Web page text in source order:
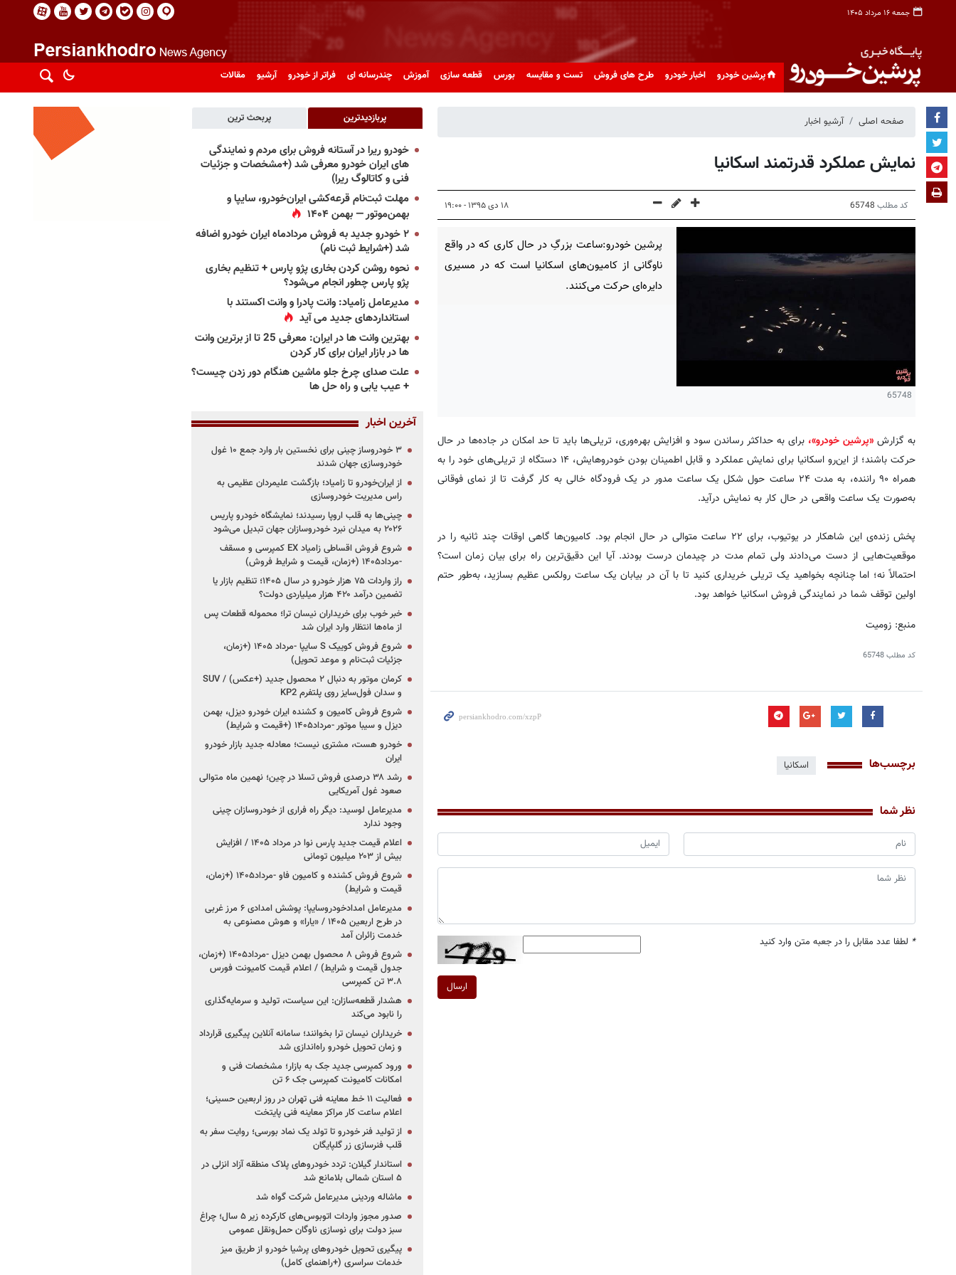
جمعه ۱۶ مرداد ۱۴۰۵
پرشین خودرو اخبار خودرو طرح های فروش تست و مقایسه بورس قطعه سازی آموزش چندرسانه ای فراتر از خودرو آرشیو مقالات
صفحه اصلی آرشیو اخبار
نمایش عملکرد قدرتمند اسکانیا
کد مطلب 65748 ۱۸ دی ۱۳۹۵ - ۱۹:۰۰
65748
پرشین خودرو:ساعت بزرگِ در حال کاری که در واقع
ناوگانی از کامیون‌‌های اسکانیا است که در مسیری
دایره‌ای حرکت می‌کنند.
به گزارش«پرشین خودرو»، برای به حداکثر رساندن سود و افزایش بهره‌وری، تریلی‌ها باید تا حد امکان در جاده‌ها در حال
حرکت باشند؛ از این‌رو اسکانیا برای نمایش عملکرد و قابل اطمینان بودن خودروهایش، ۱۴ دستگاه از تریلی‌های خود را به
همراه ۹۰ راننده، به مدت ۲۴ ساعت حول شکل یک ساعت مدور در یک فرودگاه خالی به کار گرفت تا از نمای فوقانی
به‌صورت یک ساعت واقعی در حال کار به نمایش درآید.
پخش زنده‌ی این شاهکار در یوتیوب، برای ۲۲ ساعت متوالی در حال انجام بود. کامیون‌ها گاهی اوقات چند ثانیه را در
موقعیت‌هایی از دست می‌دادند ولی تمام مدت در چیدمان درست بودند. آیا این دقیق‌ترین راه برای بیان زمان است؟
احتمالاً نه؛ اما چنانچه بخواهید یک تریلی خریداری کنید تا با آن در بیابان یک ساعت رولکس عظیم بسازید، به‌طور حتم
اولین توقف شما در نمایندگی فروش اسکانیا خواهد بود.
منبع: زومیت
کد مطلب65748
برچسب‌ها اسکانیا
نظر شما
* لطفا عدد مقابل را در جعبه متن وارد کنید
ارسال
پربازدیدترین پربحث ترین
خودرو ریرا در آستانه فروش برای مردم و نمایندگی
های ایران خودرو معرفی شد (+مشخصات و جزئیات
فنی و کاتالوگ ریرا)
مهلت ثبت‌نام قرعه‌کشی ایران‌خودرو، سایپا و
بهمن‌موتور — بهمن ۱۴۰۴
۲ خودرو جدید به فروش مردادماه ایران خودرو اضافه
شد (+شرایط ثبت نام)
نحوه روشن کردن بخاری پژو پارس + تنظیم بخاری
پژو پارس چطور انجام می‌شود؟
مدیرعامل زامیاد: وانت پادرا و وانت اکستند با
استانداردهای جدید می آید
بهترین وانت ها در ایران: معرفی 25 تا از برترین وانت
ها در بازار ایران برای کار کردن
علت صدای چرخ جلو ماشین هنگام دور زدن چیست؟
+ عیب یابی و راه حل ها
آخرین اخبار
۳ خودروساز چینی برای نخستین بار وارد جمع ۱۰ غول
خودروسازی جهان شدند
از ایران‌خودرو تا زامیاد؛ بازگشت علیمردان عظیمی به
راس مدیریت خودروسازی
چینی‌ها به قلب اروپا رسیدند؛ نمایشگاه خودرو پاریس
۲۰۲۶ به میدان نبرد خودروسازان جهان تبدیل می‌شود
شروع فروش اقساطی زامیاد EX کمپرسی و مسقف
-مرداد۱۴۰۵ (+زمان، قیمت و شرایط فروش)
راز واردات ۷۵ هزار خودرو در سال ۱۴۰۵؛ تنظیم بازار یا
تضمین درآمد ۴۲۰ هزار میلیاردی دولت؟
خبر خوب برای خریداران نیسان ترا؛ محموله قطعات پس
از ماه‌ها انتظار وارد ایران شد
شروع فروش کوییک S سایپا -مرداد ۱۴۰۵ (+زمان،
جزئیات ثبت‌نام و موعد تحویل)
کرمان موتور به دنبال ۲ محصول جدید (+عکس) / SUV
و سدان فول‌سایز روی پلتفرم KP2
شروع فروش کامیون و کشنده ایران خودرو دیزل، بهمن
دیزل و سیبا موتور -مرداد۱۴۰۵ (+قیمت و شرایط)
خودرو هست، مشتری نیست؛ معادله جدید بازار خودرو
ایران
رشد ۳۸ درصدی فروش تسلا در چین؛ نهمین ماه متوالی
صعود غول آمریکایی
مدیرعامل لوسید: دیگر راه فراری از خودروسازان چینی
وجود ندارد
اعلام قیمت جدید پارس نوا در مرداد ۱۴۰۵ / افزایش
بیش از ۲۰۳ میلیون تومانی
شروع فروش کشنده و کامیون فاو -مرداد۱۴۰۵ (+زمان،
قیمت و شرایط)
مدیرعامل امدادخودروسایپا: پوشش امدادی ۶ مرز غربی
در طرح اربعین ۱۴۰۵ / «یارا» و هوش مصنوعی به
خدمت زائران آمد
شروع فروش ۸ محصول بهمن دیزل -مرداد۱۴۰۵ (+زمان،
جدول قیمت و شرایط) / اعلام قیمت کامیونت فورس
۳.۸ تن کمپرسی
هشدار قطعه‌سازان: این سیاست، تولید و سرمایه‌گذاری
را نابود می‌کند
خریداران نیسان ترا بخوانند؛ سامانه آنلاین پیگیری قرارداد
و زمان تحویل خودرو راه‌اندازی شد
ورود کمپرسی جدید جک به بازار؛ مشخصات فنی و
امکانات کامیونت کمپرسی جک ۶ تن
فعالیت ۱۱ خط معاینه فنی تهران در روز اربعین حسینی؛
اعلام ساعت کار مراکز معاینه فنی پایتخت
از تولید فنر خودرو تا تولد یک نماد بورسی؛ روایت سفر به
قلب فنرسازی زر گلپایگان
استاندار گیلان: تردد خودروهای پلاک منطقه آزاد انزلی در
۵ استان شمالی بلامانع شد
ماشاله وردینی مدیرعامل شرکت گواه شد
صدور مجوز واردات اتوبوس‌های کارکرده زیر ۵ سال؛ چراغ
سبز دولت برای نوسازی ناوگان حمل‌ونقل عمومی
پیگیری تحویل خودروهای پرشیا خودرو از طریق میز
خدمات سراسری (+راهنمای کامل)